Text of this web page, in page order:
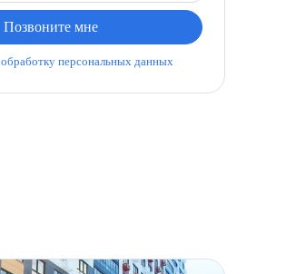
Позвоните мне
обработку персональных данных